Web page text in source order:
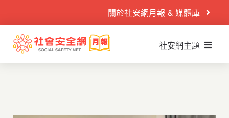
content
關於社安網月報 & 媒體庫
社安閱讀室
社安網主題